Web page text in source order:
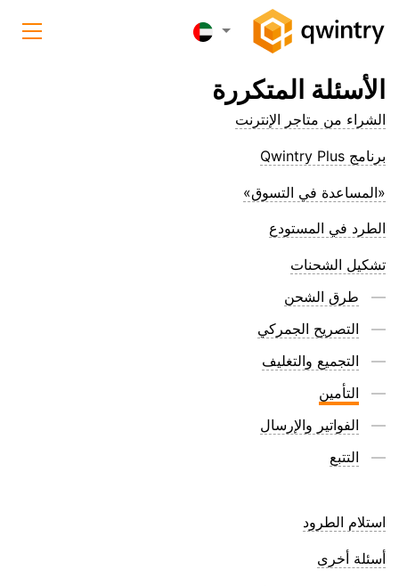
الأسئلة المتكررة
الشراء من متاجر الإنترنت
برنامج Qwintry Plus
«المساعدة في التسوق»
الطرد في المستودع
تشكيل الشحنات
طرق الشحن
التصريح الجمركي
التجميع والتغليف
التأمين
الفواتير والإرسال
التتبع
استلام الطرود
أسئلة أخرى